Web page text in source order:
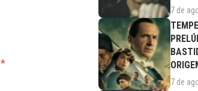
*
7 de
(09/
7 de